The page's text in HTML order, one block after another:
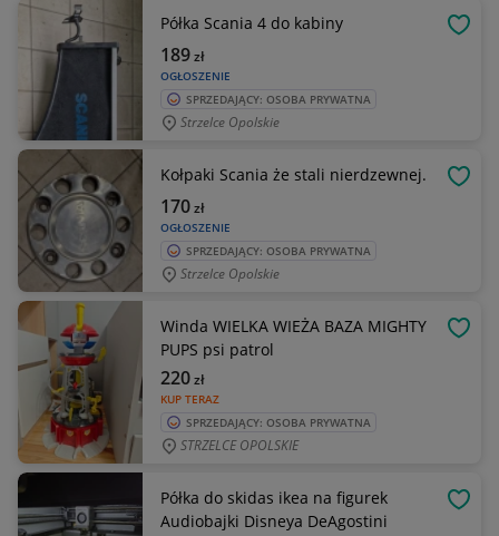
Półka Scania 4 do kabiny
OGŁOSZENIE
189zł
SPRZEDAJĄCY: OSOBA PRYWATNA
Strzelce Opolskie
Kołpaki Scania że stali nierdzewnej.
OGŁOSZENIE
170zł
SPRZEDAJĄCY: OSOBA PRYWATNA
Strzelce Opolskie
Winda WIELKA WIEŻA BAZA MIGHTY
PUPS psi patrol
KUP TERAZ
220zł
SPRZEDAJĄCY: OSOBA PRYWATNA
STRZELCE OPOLSKIE
Półka do skidas ikea na figurek
Audiobajki Disneya DeAgostini